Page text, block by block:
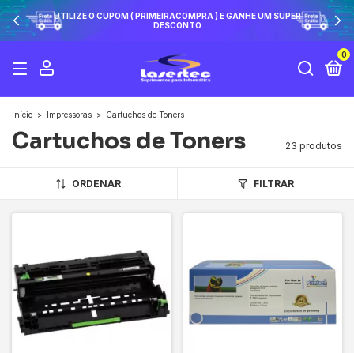
UTILIZE O CUPOM ( PRIMEIRACOMPRA ) E GANHE UM SUPER
DESCONTO
0
Início > Impressoras > Cartuchos de Toners
Cartuchos de Toners 23 produtos
ORDENAR FILTRAR